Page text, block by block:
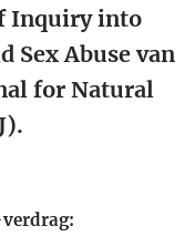
Inquiry into
Sex Abuse van
for Natural